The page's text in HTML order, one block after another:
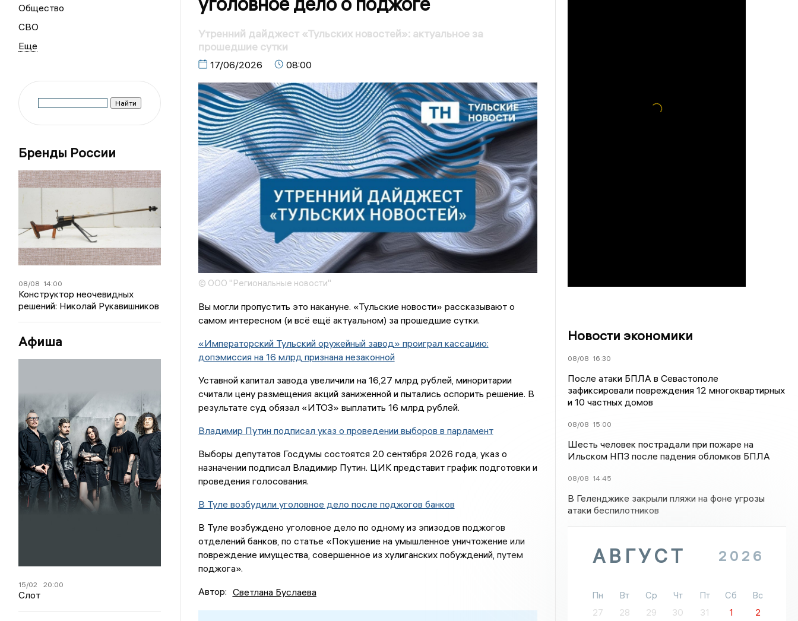
Общество
СВО
Бренды России
08/08 14:00
Конструктор неочевидных
решений: Николай Рукавишников
Афиша
15/02 20:00
Слот
Утренний дайджест «Тульских новостей»: актуальное за
прошедшие сутки
17/06/2026 08:00
© ООО "Региональные новости"
Вы могли пропустить это накануне. «Тульские новости» рассказывают о
самом интересном (и всё ещё актуальном) за прошедшие сутки.
«Императорский Тульский оружейный завод» проиграл кассацию:
допэмиссия на 16 млрд признана незаконной
Уставной капитал завода увеличили на 16,27 млрд рублей, миноритарии
считали цену размещения акций заниженной и пытались оспорить решение. В
результате суд обязал «ИТОЗ» выплатить 16 млрд рублей.
Владимир Путин подписал указ о проведении выборов в парламент
Выборы депутатов Госдумы состоятся 20 сентября 2026 года, указ о
назначении подписал Владимир Путин. ЦИК представит график подготовки и
проведения голосования.
В Туле возбудили уголовное дело после поджогов банков
В Туле возбуждено уголовное дело по одному из эпизодов поджогов
отделений банков, по статье «Покушение на умышленное уничтожение или
повреждение имущества, совершенное из хулиганских побуждений, путем
поджога».
Автор: Светлана Буслаева
Новости экономики
08/08 16:30
После атаки БПЛА в Севастополе
зафиксировали повреждения 12 многоквартирных
и 10 частных домов
08/08 15:00
Шесть человек пострадали при пожаре на
Ильском НПЗ после падения обломков БПЛА
08/08 14:45
В Геленджике закрыли пляжи на фоне угрозы
атаки беспилотников
АВГУСТ 2026
Пн Вт Ср Чт Пт Сб
Вс
27
28 29 30 31 1
2